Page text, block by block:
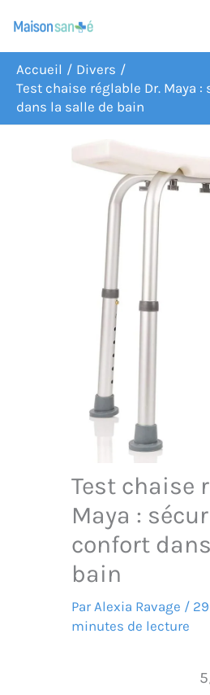
au
contenu
Accueil
Divers
Test chaise réglable Dr. Maya
dans la salle de bain
Test chaise
Maya :
confort
bain
Par Alexia Ravage /
minutes de lecture
c
h
e